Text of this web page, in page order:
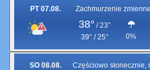
PT 07.08. Zachmurzenie
38° / 23°
39° / 25°
0%
SO 08.08.
Częściowo